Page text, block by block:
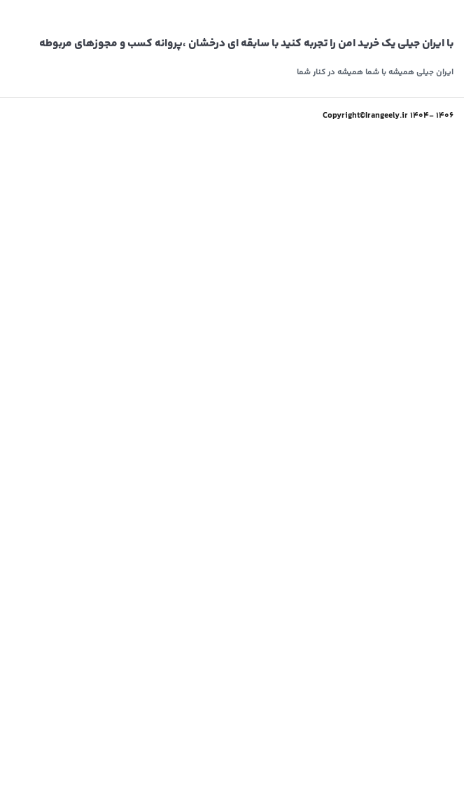
با ایران جیلی یک خرید امن را تجربه کنید با سابقه ای درخشان ،پروانه کسب و مجوزهای مربوطه
ایران جیلی همیشه با شما همیشه در کنار شما
1406 -1404 Copyright©Irangeely.ir